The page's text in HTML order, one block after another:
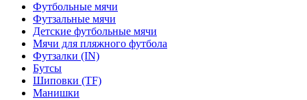
Футбольные мячи
Футзальные мячи
Детские футбольные мячи
Мячи для пляжного футбола
Футзалки (IN)
Бутсы
Шиповки (TF)
Манишки